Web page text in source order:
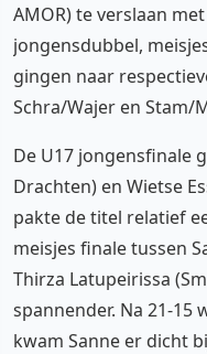
AMOR) te verslaan
jongensdubbel,
gingen naar
Schra/Wajer en Stam/
De U17 jongensfinale
Drachten) en Wietse
pakte de titel relatief
meisjes finale tussen
Thirza Latupeirissa
spannender. Na 21-15
kwam Sanne er dicht